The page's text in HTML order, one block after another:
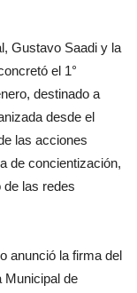
Gustavo Saadi y la
el 1°
destinado a
desde el
las acciones
de concientización,
de las redes
anunció la firma del
Municipal de